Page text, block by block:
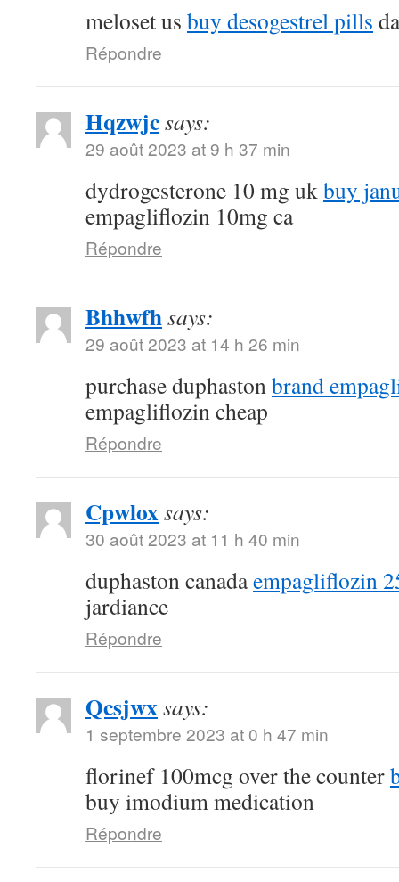
meloset us buy desogestrel pills
Répondre
Hqzwjcsays:
29 août 2023 at 9 h 37 min
dydrogesterone 10 mg ukbuy
empagliflozin 10mg ca
Répondre
Bhhwfhsays:
29 août 2023 at 14 h 26 min
purchase duphastonbrand
empagliflozin cheap
Répondre
Cpwloxsays:
30 août 2023 at 11 h 40 min
duphaston canadaempagliflozin
jardiance
Répondre
Qcsjwxsays:
1 septembre 2023 at 0 h 47 min
florinef 100mcg over the counter
buy imodium medication
Répondre